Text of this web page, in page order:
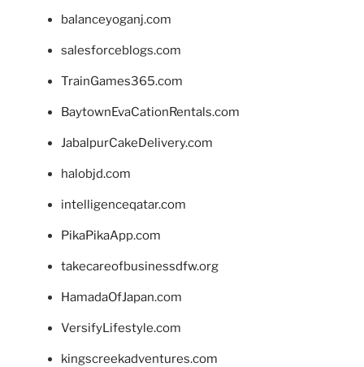
balanceyoganj.com
salesforceblogs.com
TrainGames365.com
BaytownEvaCationRentals.com
JabalpurCakeDelivery.com
halobjd.com
intelligenceqatar.com
PikaPikaApp.com
takecareofbusinessdfw.org
HamadaOfJapan.com
VersifyLifestyle.com
kingscreekadventures.com